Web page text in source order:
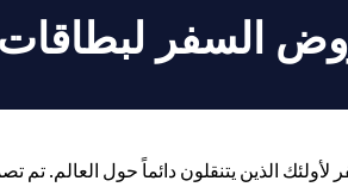
السفر لبطاقات
لأولئك الذين يتنقلون دائماً حول